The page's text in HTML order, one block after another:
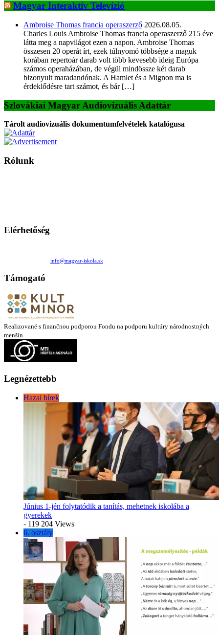
Magyar Interaktív Televízió
Ambroise Thomas francia operaszerző 2026.08.05.
Charles Louis Ambroise Thomas francia operaszerző 215 éve
látta meg a napvilágot ezen a napon. Ambroise Thomas
összesen 20 operát írt, ezek túlnyomó többsége a maguk
korában repertoár darab volt több kevesebb ideig Európa
számos operaházában, de végül mindössze két darab
bizonyult maradandónak. A Hamlet és a Mignon ma is
érdeklődésre tart számot, és bár […]
Szlovákiai Magyar Audiovizuális Adattár
Tárolt audiovizuális dokumentumfelvételek katalógusa
Rólunk
Elérhetőség
info@magyar-iskola.sk
Támogató
Realizované s finančnou podporou Fondu na podporu kultúry národnostných
menšín
Legnézettebb
Hazai hírek
Június 1-jén folytatódik a tanítás, mehetnek iskolába a
gyerekek
- 119 204 Views
6. osztály